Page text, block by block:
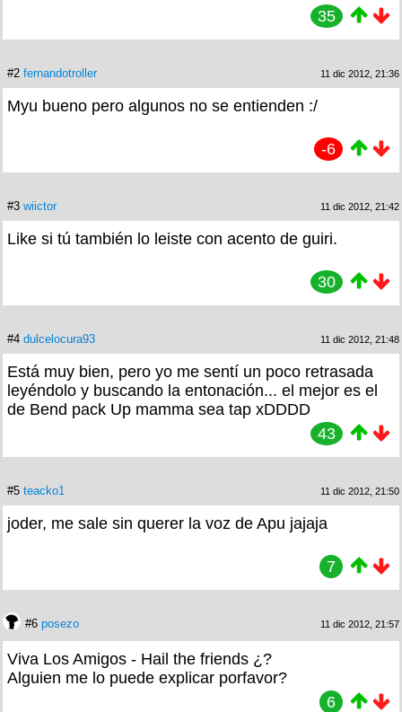
35
#2 fernandotroller 11 dic 2012, 21:36
Myu bueno pero algunos no se entienden :/
-6
#3 wiictor 11 dic 2012, 21:42
Like si tú también lo leiste con acento de guiri.
30
#4 dulcelocura93 11 dic 2012, 21:48
Está muy bien, pero yo me sentí un poco retrasada
leyéndolo y buscando la entonación... el mejor es el
de Bend pack Up mamma sea tap xDDDD
43
#5 teacko1 11 dic 2012, 21:50
joder, me sale sin querer la voz de Apu jajaja
7
#6 posezo 11 dic 2012, 21:57
Viva Los Amigos - Hail the friends ¿?
Alguien me lo puede explicar porfavor?
6